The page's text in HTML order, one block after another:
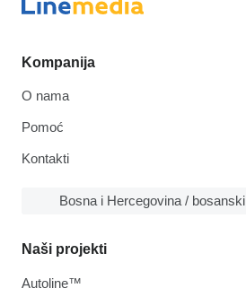
Kompanija
O nama
Pomoć
Kontakti
Bosna i Hercegovina / bosanski
Naši projekti
Autoline™